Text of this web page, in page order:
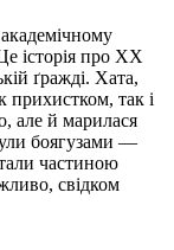
історія про ХХ
ґражді. Хата,
прихистком, так і
але й марилася
боягузами —
частиною
свідком